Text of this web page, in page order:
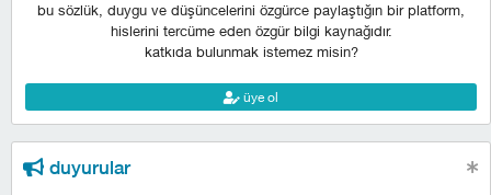
bu sözlük, duygu ve düşüncelerini özgürce paylaştığın bir platform,
hislerini tercüme eden özgür bilgi kaynağıdır.
katkıda bulunmak istemez misin?
üye ol
duyurular